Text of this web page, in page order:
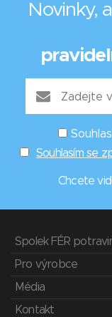
Novinky,
Souhlasím se
Chcete
Spolek FÉR
Pro výrobce
Média
Kontakt